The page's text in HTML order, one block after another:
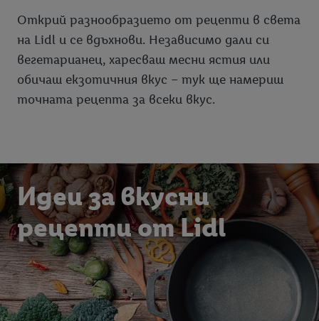
Открий разнообразието от рецепти в света
на Lidl и се вдъхнови. Независимо дали си
вегетарианец, харесваш месни ястия или
обичаш екзотичния вкус – тук ще намериш
точната рецепта за всеки вкус.
Идеи за вкусни
рецепти от Lidl
всяко време с действие за в бъдеще, можете да намерите в
нашата политика за поверителност.Можете да
намерите правната информация за оператора на сайта